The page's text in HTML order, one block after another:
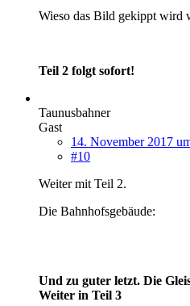
Wieso das Bild gekippt wird
Teil 2 folgt sofort!
Taunusbahner
Gast
14. November 2017
#10
Weiter mit Teil 2.
Die Bahnhofsgebäude:
Und zu guter letzt. Die
Weiter in Teil 3